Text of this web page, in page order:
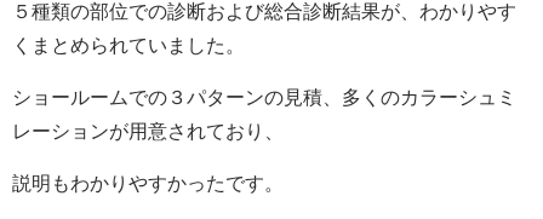
５種類の部位での診断および総合診断結果が、わかりやす
くまとめられていました。
ショールームでの３パターンの見積、多くのカラーシュミ
レーションが用意されており、
説明もわかりやすかったです。